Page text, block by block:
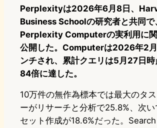
Perplexityは2026年6月8日、
Business Schoolの研究者と共同で
Perplexity Computerの実利用に
公開した。Computerは2026年2
ンチされ、累計クエリは5月27日
84倍に達した。
10万件の無作為標本では最大のタ
ーがリサーチと分析で25.8%、次
セット作成が18.6%だった。